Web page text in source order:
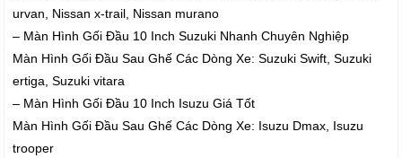
urvan, Nissan x-trail, Nissan murano
– Màn Hình Gối Đầu 10 Inch Suzuki Nhanh Chuyên Nghiệp
Màn Hình Gối Đầu Sau Ghế Các Dòng Xe: Suzuki Swift, Suzuki
ertiga, Suzuki vitara
– Màn Hình Gối Đầu 10 Inch Isuzu Giá Tốt
Màn Hình Gối Đầu Sau Ghế Các Dòng Xe: Isuzu Dmax, Isuzu
trooper